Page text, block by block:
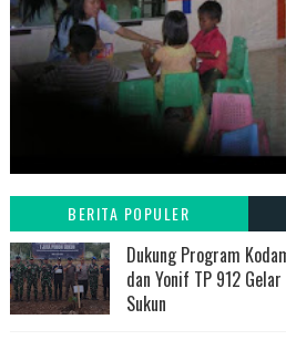
BERITA POPULER
Dukung Program
dan Yonif TP 912
Sukun